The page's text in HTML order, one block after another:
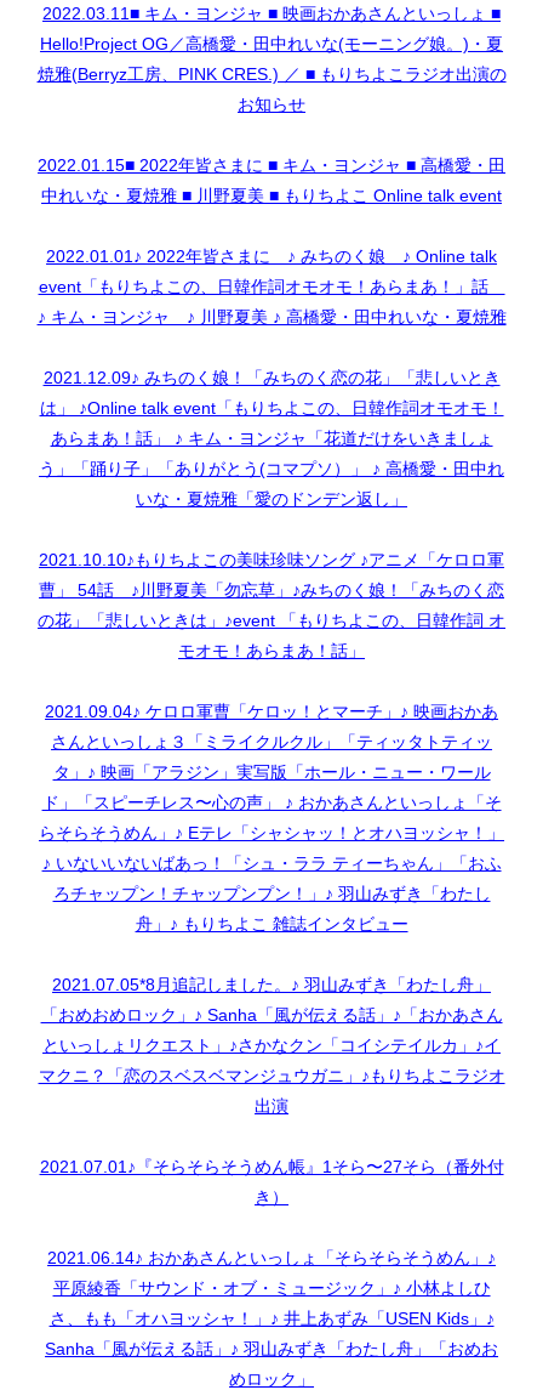
2022.03.11■ キム・ヨンジャ ■ 映画おかあさんといっしょ ■
Hello!Project OG／高橋愛・田中れいな(モーニング娘。)・夏
焼雅(Berryz工房、PINK CRES.) ／ ■ もりちよこラジオ出演の
お知らせ
2022.01.15■ 2022年皆さまに ■ キム・ヨンジャ ■ 高橋愛・田
中れいな・夏焼雅 ■ 川野夏美 ■ もりちよこ Online talk event
2022.01.01♪ 2022年皆さまに ♪ みちのく娘 ♪ Online talk
event「もりちよこの、日韓作詞オモオモ！あらまあ！」話
♪ キム・ヨンジャ ♪ 川野夏美 ♪ 高橋愛・田中れいな・夏焼雅
2021.12.09♪ みちのく娘！「みちのく恋の花」「悲しいとき
は」 ♪Online talk event「もりちよこの、日韓作詞オモオモ！
あらまあ！話」 ♪ キム・ヨンジャ「花道だけをいきましょ
う」「踊り子」「ありがとう(コマプソ）」 ♪ 高橋愛・田中れ
いな・夏焼雅「愛のドンデン返し」
2021.10.10♪もりちよこの美味珍味ソング ♪アニメ「ケロロ軍
曹」 54話 ♪川野夏美「勿忘草」♪みちのく娘！「みちのく恋
の花」「悲しいときは」♪event 「もりちよこの、日韓作詞 オ
モオモ！あらまあ！話」
2021.09.04♪ ケロロ軍曹「ケロッ！とマーチ」♪ 映画おかあ
さんといっしょ３「ミライクルクル」「ティッタトティッ
タ」♪ 映画「アラジン」実写版「ホール・ニュー・ワール
ド」「スピーチレス〜心の声」 ♪ おかあさんといっしょ「そ
らそらそうめん」♪ Eテレ「シャシャッ！とオハヨッシャ！」
♪ いないいないばあっ！「シュ・ララ ティーちゃん」「おふ
ろチャップン！チャップンプン！」♪ 羽山みずき「わたし
舟」♪ もりちよこ 雑誌インタビュー
2021.07.05*8月追記しました。♪ 羽山みずき「わたし舟」
「おめおめロック」♪ Sanha「風が伝える話」♪「おかあさん
といっしょリクエスト」♪さかなクン「コイシテイルカ」♪イ
マクニ？「恋のスベスベマンジュウガニ」♪もりちよこラジオ
出演
2021.07.01♪『そらそらそうめん帳』1そら〜27そら（番外付
き）
2021.06.14♪ おかあさんといっしょ「そらそらそうめん」♪
平原綾香「サウンド・オブ・ミュージック」♪ 小林よしひ
さ、もも「オハヨッシャ！」♪ 井上あずみ「USEN Kids」♪
Sanha「風が伝える話」♪ 羽山みずき「わたし舟」「おめお
めロック」